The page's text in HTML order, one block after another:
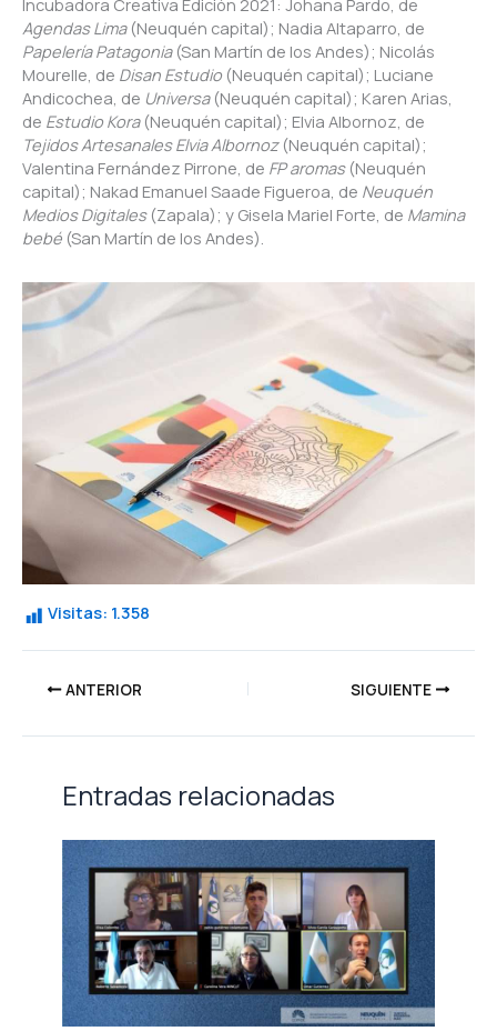
Agendas Lima(Neuquén capital); Nadia Altaparro, de
Papelería Patagonia (San Martín de los Andes); Nicolás
Mourelle, de Disan Estudio (Neuquén capital); Luciane
Andicochea, de Universa(Neuquén capital); Karen Arias,
de Estudio Kora(Neuquén capital); Elvia Albornoz, de
Tejidos Artesanales Elvia Albornoz(Neuquén capital);
Valentina Fernández Pirrone, de FP aromas(Neuquén
capital); Nakad Emanuel Saade Figueroa, de Neuquén
Medios Digitales(Zapala); y Gisela Mariel Forte, de Mamina
bebé (San Martín de los Andes).
Visitas: 1.358
ANTERIOR SIGUIENTE
Entradas relacionadas